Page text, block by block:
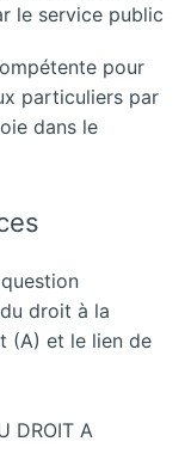
le service public
pour
particuliers par
dans le
droit à la
(A) et le lien de
DROIT A